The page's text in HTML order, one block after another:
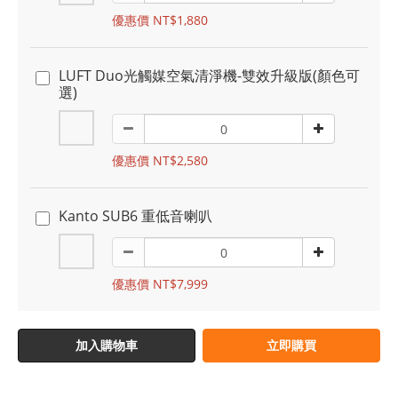
優惠價 NT$1,880
LUFT Duo光觸媒空氣清淨機-雙效升級版(顏色可
選)
優惠價 NT$2,580
Kanto SUB6 重低音喇叭
優惠價 NT$7,999
加入購物車 立即購買